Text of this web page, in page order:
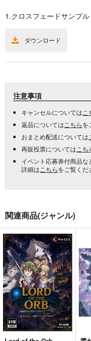
1.クロスフェードサンプル
ダウンロード
注意事項
キャンセルについては こ
返品については こちらを
おまとめ配送については
再販投票については こち
イベント応募券付商品な
詳細は こちらをご覧くだ
関連商品(ジャンル)